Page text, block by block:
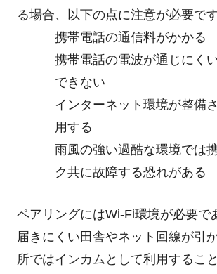
る場合、以下の点に注意が必要です
携帯電話の通信料がかかる
携帯電話の電波が通じにく
できない
インターネット環境が整備
用する
雨風の強い過酷な環境では
ク共に故障する恐れがある
ペアリングにはWi-Fi環境が必要で
届きにくい田舎やネット回線が引
所ではインカムとして利用するこ